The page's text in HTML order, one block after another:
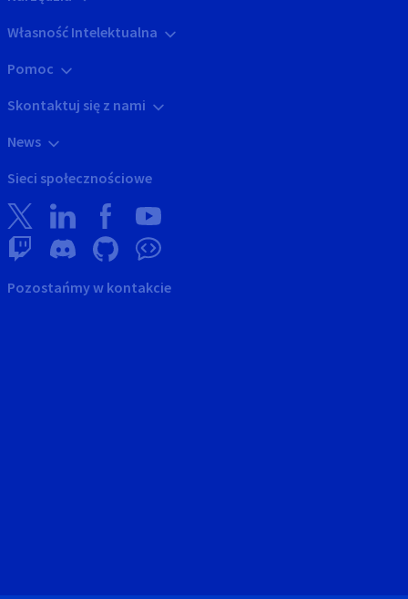
Własność Intelektualna
Pomoc
Skontaktuj się z nami
News
Sieci społecznościowe
Pozostańmy w kontakcie